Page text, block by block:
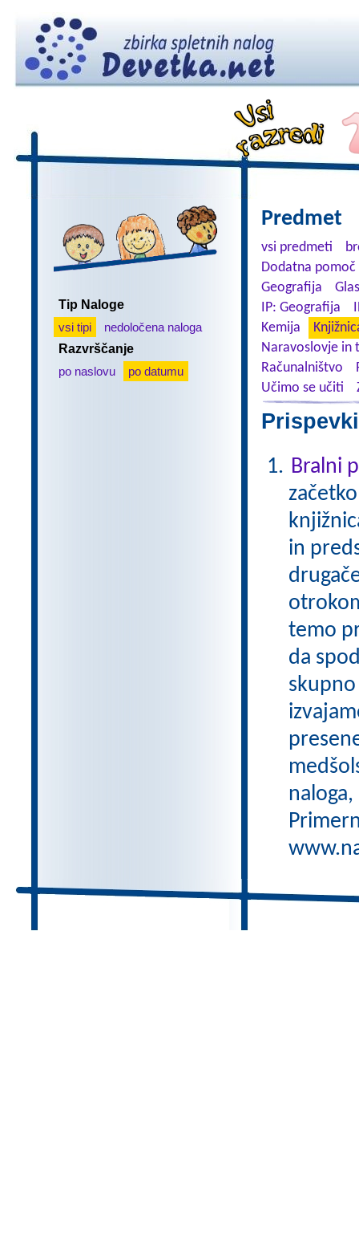
Tip Naloge
vsi tipi
nedoločena naloga
Razvrščanje
po naslovu
po datumu
Predmet
vsi predmeti
Dodatna
Geografija
IP: Geografija
Kemija
Naravoslovje in
Računalništvo
Učimo se učiti
Bralni
in
temo
da